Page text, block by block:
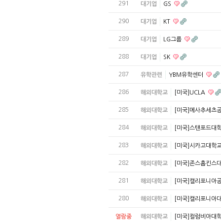
291 대기업 GS
290 대기업 KT
289 대기업 LG그룹
288 대기업 SK
287 유학관련 YBM유학센터
286 해외대학교 [미국]UCLA
285 해외대학교 [미국]메사추세츠
284 해외대학교 [미국]스탠포드대
283 해외대학교 [미국]시카고대학
282 해외대학교 [미국]존스홉킨스
281 해외대학교 [미국]캘리포니아
280 해외대학교 [미국]캘리포니아
열람중 해외대학교 [미국]컬럼비아대